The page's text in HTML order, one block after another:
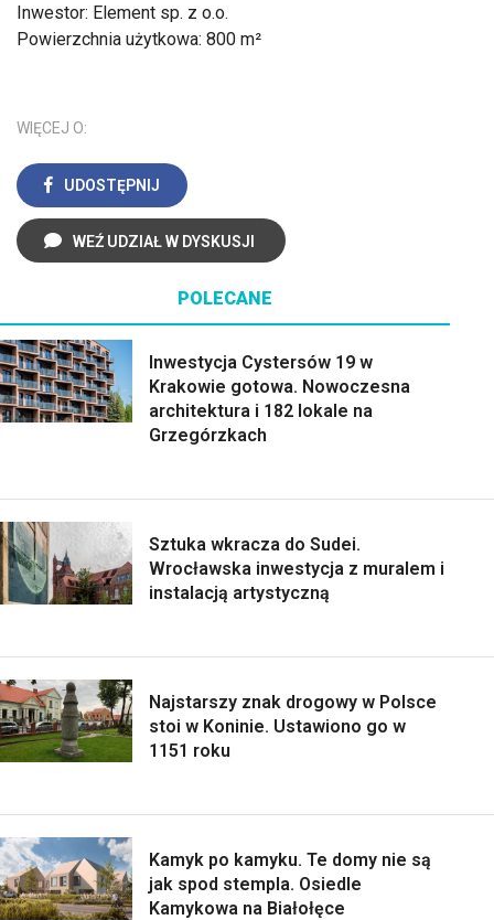
Inwestor: Element sp. z o.o.
Powierzchnia użytkowa: 800 m²
WIĘCEJ O:
UDOSTĘPNIJ
WEŹ UDZIAŁ W DYSKUSJI
POLECANE
Inwestycja Cystersów 19 w
Krakowie gotowa. Nowoczesna
architektura i 182 lokale na
Grzegórzkach
Sztuka wkracza do Sudei.
Wrocławska inwestycja z muralem i
instalacją artystyczną
Najstarszy znak drogowy w Polsce
stoi w Koninie. Ustawiono go w
1151 roku
Kamyk po kamyku. Te domy nie są
jak spod stempla. Osiedle
Kamykowa na Białołęce